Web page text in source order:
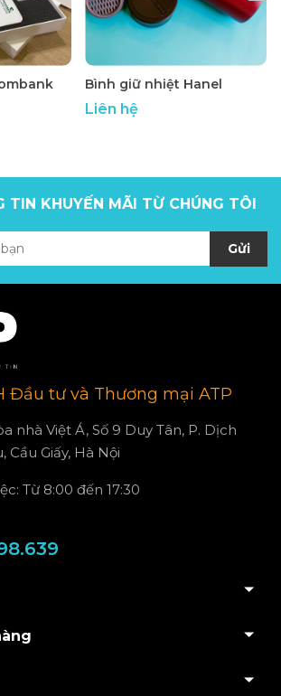
Bình giữ nhiệt Hanel
Liên hệ
TIN KHUYẾN MÃI TỪ CHÚNG TÔI
Gửi
Đầu tư và Thương mại ATP
nhà Việt Á, Số 9 Duy Tân, P. Dịch
Cầu Giấy, Hà Nội
Từ 8:00 đến 17:30